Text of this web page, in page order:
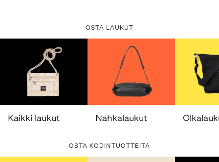
OSTA LAUKUT
Kaikki laukut Nahkalaukut
OSTA KODINTUOTTEITA